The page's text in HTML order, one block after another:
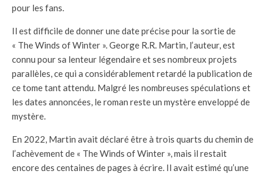
pour les fans.
Il est difficile de donner une date précise pour la sortie de
« The Winds of Winter ». George R.R. Martin, l’auteur, est
connu pour sa lenteur légendaire et ses nombreux projets
parallèles, ce qui a considérablement retardé la publication de
ce tome tant attendu. Malgré les nombreuses spéculations et
les dates annoncées, le roman reste un mystère enveloppé de
mystère.
En 2022, Martin avait déclaré être à trois quarts du chemin de
l’achèvement de « The Winds of Winter », mais il restait
encore des centaines de pages à écrire. Il avait estimé qu’une